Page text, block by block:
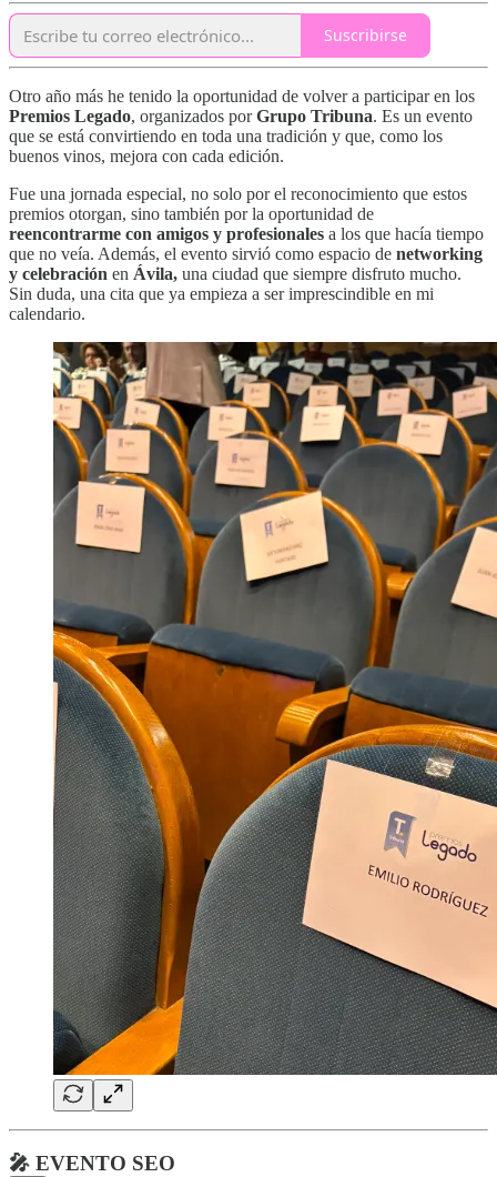
Suscribirse
Otro año más he tenido la oportunidad de volver a participar en los
Premios Legado, organizados porGrupo Tribuna. Es un evento
que se está convirtiendo en toda una tradición y que, como los
buenos vinos, mejora con cada edición.
Fue una jornada especial, no solo por el reconocimiento que estos
premios otorgan, sino también por la oportunidad de
reencontrarme con amigos y profesionales a los que hacía tiempo
que no veía. Además, el evento sirvió como espacio de networking
y celebración en Ávila, una ciudad que siempre disfruto mucho.
Sin duda, una cita que ya empieza a ser imprescindible en mi
calendario.
🎤 EVENTO SEO